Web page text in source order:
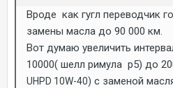
Вроде как гугл переводчик
замены масла до 90 000 км.
Вот думаю увеличить
10000( шелл римула р5) до
UHPD 10W-40) с заменой